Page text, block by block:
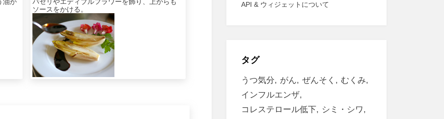
油が
パセリやエディブルフラワーを飾り、上からも
ソースをかける。
API & ウィジェットについて
タグ
うつ気分 がん ぜんそく
むくみ
インフルエンザ
コレステロール低下
シミ・シワ